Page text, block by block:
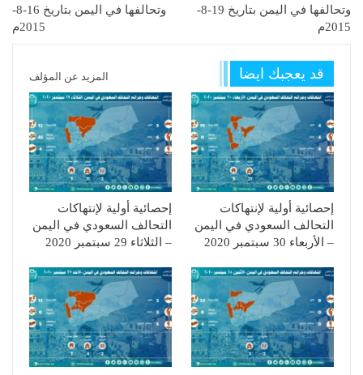
وتحالفها في اليمن بتاريخ 19-8-
2015م
وتحالفها في اليمن بتاريخ 16-8-
2015م
قد يعجبك ايضا المزيد عن المؤلف
إحصائية أولية لإنتهاكات
التحالف السعودي في اليمن
– الأربعاء 30 سبتمبر 2020
إحصائية أولية لإنتهاكات
التحالف السعودي في اليمن
– الثلاثاء 29 سبتمبر 2020